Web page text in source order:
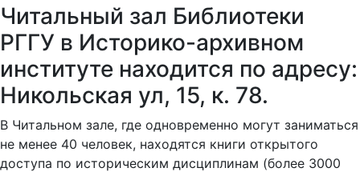
Читальный зал Библиотеки
РГГУ в Историко-архивном
институте находится по адресу:
Никольская ул, 15, к. 78.
В Читальном зале, где одновременно могут заниматься
не менее 40 человек, находятся книги открытого
доступа по историческим дисциплинам (более 3000